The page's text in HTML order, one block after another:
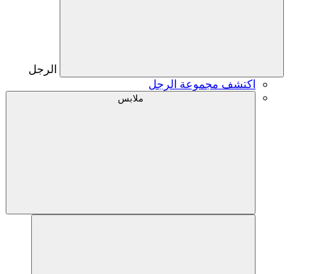
الرجل
اكتشف مجموعة الرجل
ملابس